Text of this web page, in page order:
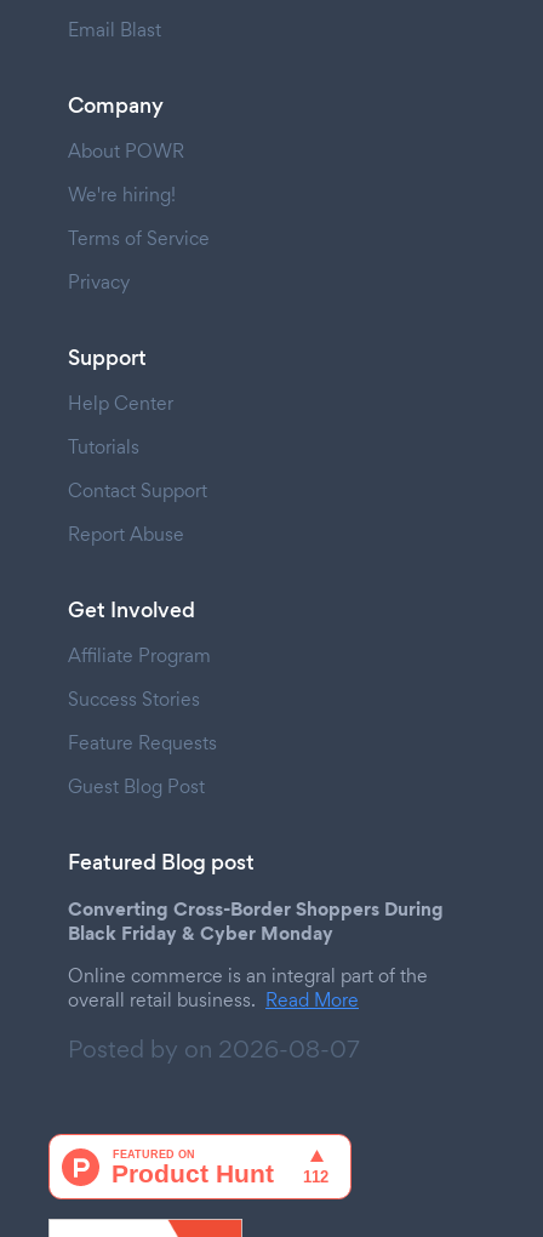
Email Blast
Company
About POWR
We're hiring!
Terms of Service
Privacy
Support
Help Center
Tutorials
Contact Support
Report Abuse
Get Involved
Affiliate Program
Success Stories
Feature Requests
Guest Blog Post
Featured Blog post
Converting Cross-Border Shoppers During
Black Friday & Cyber Monday
Online commerce is an integral part of the
overall retail business. Read More
Posted by on 2026-08-07